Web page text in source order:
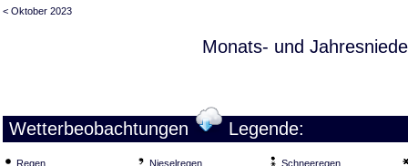
< Oktober 2023
Monats- und
Wetterbeobachtungen Legende:
Regen Nieselregen
Schneeregen